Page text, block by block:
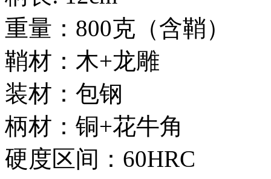
重量：800克（含鞘）
鞘材：木+龙雕
装材：包钢
柄材：铜+花牛角
硬度区间：60HRC